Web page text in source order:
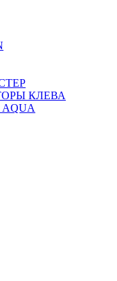
КЛЕВА